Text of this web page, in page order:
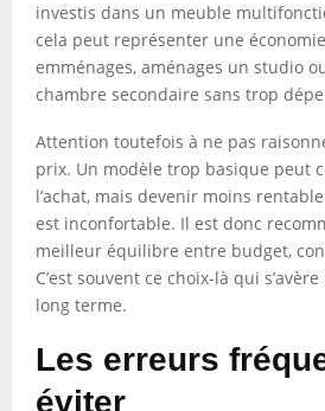
investis dans un meuble
cela peut représenter une
emménages, aménages un studio
chambre secondaire sans trop
Attention toutefois à ne pas
prix. Un modèle trop basique peut
l’achat, mais devenir moins rentable
est inconfortable. Il est donc
meilleur équilibre entre budget,
C’est souvent ce choix-là qui
long terme.
Les erreurs
éviter